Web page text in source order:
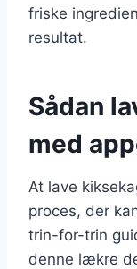
friske
resultat.
Sådan
med
At lave
proces, der
trin-for-trin
denne lækre